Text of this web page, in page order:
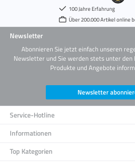
100 Jahre Erfahrung
Über 200.000 Artikel online
Newsletter
Abonnieren Sie jetzt einfach unseren
Newsletter und Sie werden stets unter den
Produkte und Angebote
Newsletter
Service-Hotline
Informationen
Top Kategorien